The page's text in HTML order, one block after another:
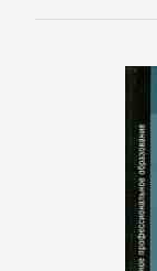
фантастика